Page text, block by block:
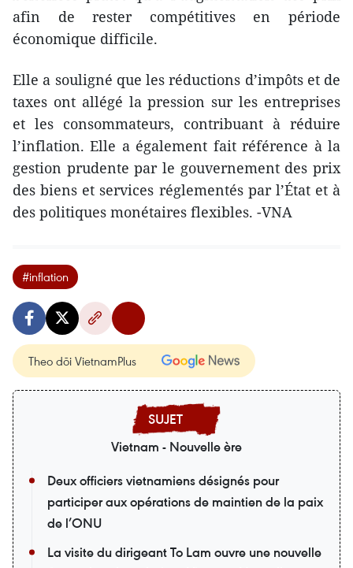
afin de rester compétitives en période
économique difficile.
Elle a souligné que les réductions d’impôts et de
taxes ont allégé la pression sur les entreprises
et les consommateurs, contribuant à réduire
l’inflation. Elle a également fait référence à la
gestion prudente par le gouvernement des prix
des biens et services réglementés par l’État et à
des politiques monétaires flexibles. -VNA
#inflation
Theo dõi VietnamPlus
Vietnam - Nouvelle ère
Deux officiers vietnamiens désignés pour
participer aux opérations de maintien de la paix
de l’ONU
La visite du dirigeant To Lam ouvre une nouvelle